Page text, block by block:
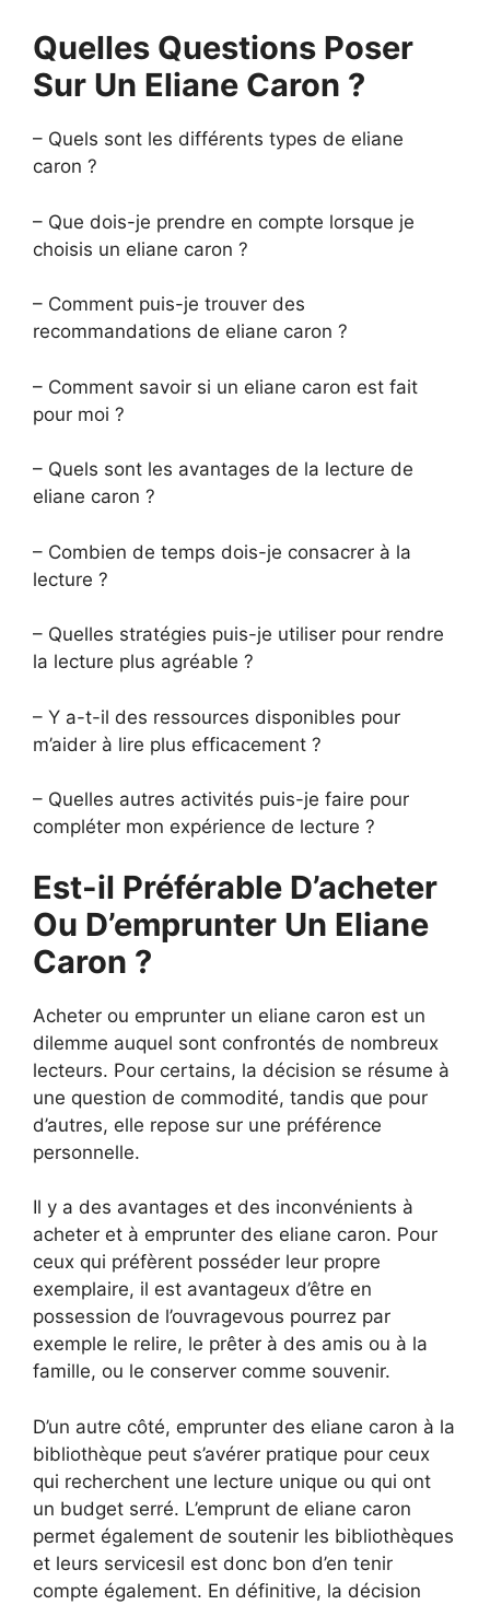
Quelles Questions Poser
Sur Un Eliane Caron ?
– Quels sont les différents types de eliane
caron ?
– Que dois-je prendre en compte lorsque je
choisis un eliane caron ?
– Comment puis-je trouver des
recommandations de eliane caron ?
– Comment savoir si un eliane caron est fait
pour moi ?
– Quels sont les avantages de la lecture de
eliane caron ?
– Combien de temps dois-je consacrer à la
lecture ?
– Quelles stratégies puis-je utiliser pour rendre
la lecture plus agréable ?
– Y a-t-il des ressources disponibles pour
m’aider à lire plus efficacement ?
– Quelles autres activités puis-je faire pour
compléter mon expérience de lecture ?
Est-il Préférable D’acheter
Ou D’emprunter Un Eliane
Caron ?
Acheter ou emprunter un eliane caron est un
dilemme auquel sont confrontés de nombreux
lecteurs. Pour certains, la décision se résume à
une question de commodité, tandis que pour
d’autres, elle repose sur une préférence
personnelle.
Il y a des avantages et des inconvénients à
acheter et à emprunter des eliane caron. Pour
ceux qui préfèrent posséder leur propre
exemplaire, il est avantageux d’être en
possession de l’ouvragevous pourrez par
exemple le relire, le prêter à des amis ou à la
famille, ou le conserver comme souvenir.
D’un autre côté, emprunter des eliane caron à la
bibliothèque peut s’avérer pratique pour ceux
qui recherchent une lecture unique ou qui ont
un budget serré. L’emprunt de eliane caron
permet également de soutenir les bibliothèques
et leurs servicesil est donc bon d’en tenir
compte également. En définitive, la décision